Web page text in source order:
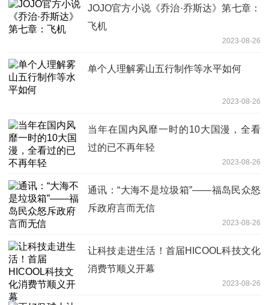
JOJO官方小说《乔治·乔斯达》第七章：
飞机
2023-08-26
单个人理解雾山五行制作等水平如何
2023-08-26
当年在国内风靡一时的10大国漫，全看
过的已不再年轻
2023-08-26
通讯：“大海不是垃圾箱”——福岛民众怒
斥政府言而无信
2023-08-26
让科技走进生活！首届HICOOL科技文化
消费节顺义开幕
2023-08-26